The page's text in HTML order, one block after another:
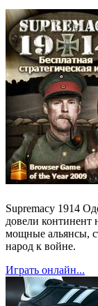
Supremacy 1914
довели континент
мощные альянсы,
народ к войне.
Играть онлайн...